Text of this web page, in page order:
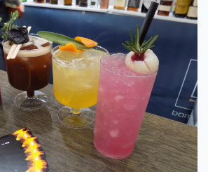
Přihlásit se